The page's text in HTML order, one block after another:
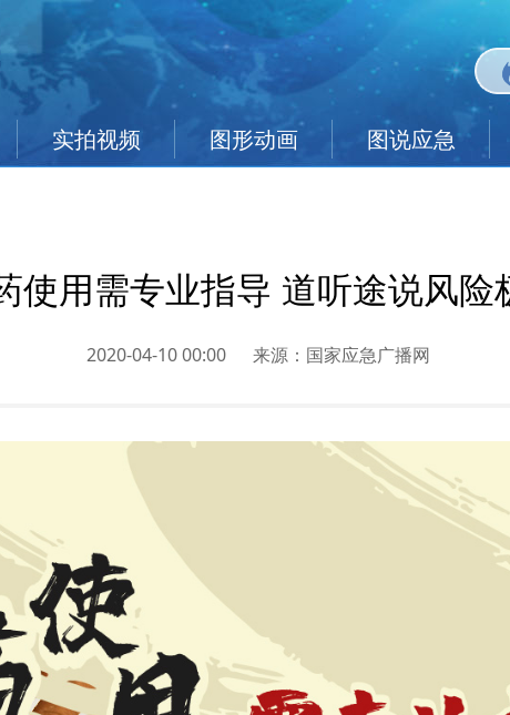
实拍视频 图形动画 图说应急
使用需专业指导 道听途说风险
2020-04-10 00:00 来源： 国家应急广播网